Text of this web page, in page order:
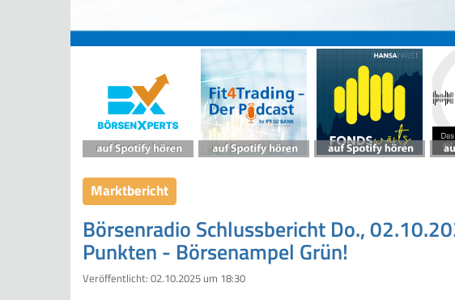
Marktbericht
Börsenradio Schlussbericht Do.,
Punkten - Börsenampel Grün!
Veröffentlicht: 02.10.2025 um 18:30